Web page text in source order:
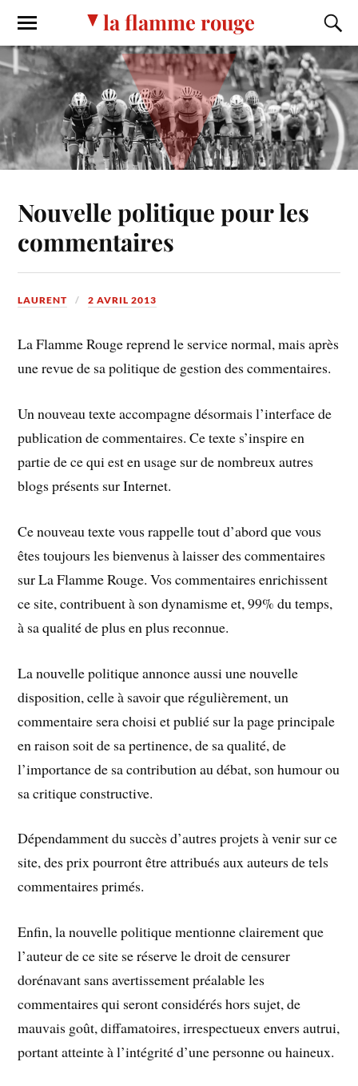
la flamme rouge
Nouvelle politique pour les
commentaires
LAURENT 2 AVRIL 2013
La Flamme Rouge reprend le service normal, mais après
une revue de sa politique de gestion des commentaires.
Un nouveau texte accompagne désormais l’interface de
publication de commentaires. Ce texte s’inspire en
partie de ce qui est en usage sur de nombreux autres
blogs présents sur Internet.
Ce nouveau texte vous rappelle tout d’abord que vous
êtes toujours les bienvenus à laisser des commentaires
sur La Flamme Rouge. Vos commentaires enrichissent
ce site, contribuent à son dynamisme et, 99% du temps,
à sa qualité de plus en plus reconnue.
La nouvelle politique annonce aussi une nouvelle
disposition, celle à savoir que régulièrement, un
commentaire sera choisi et publié sur la page principale
en raison soit de sa pertinence, de sa qualité, de
l’importance de sa contribution au débat, son humour ou
sa critique constructive.
Dépendamment du succès d’autres projets à venir sur ce
site, des prix pourront être attribués aux auteurs de tels
commentaires primés.
Enfin, la nouvelle politique mentionne clairement que
l’auteur de ce site se réserve le droit de censurer
dorénavant sans avertissement préalable les
commentaires qui seront considérés hors sujet, de
mauvais goût, diffamatoires, irrespectueux envers autrui,
portant atteinte à l’intégrité d’une personne ou haineux.